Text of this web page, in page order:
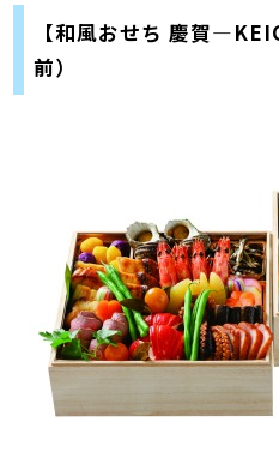
【和風おせち 慶賀
前）